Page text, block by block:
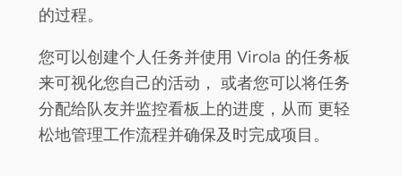
的过程。
您可以创建个人任务并使用 Virola 的任务板
来可视化您自己的活动， 或者您可以将任务
分配给队友并监控看板上的进度 ，从而 更轻
松地管理工作流程并确保及时完成项目。